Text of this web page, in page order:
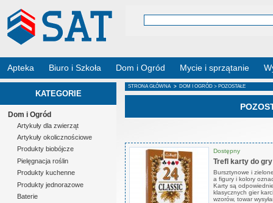
Apteka Biuro i Szkoła Dom i Ogród Mycie i sprzątanie
KATEGORIE
Dom i Ogród
Artykuły dla zwierząt
Artykuły okolicznościowe
Produkty biobójcze
Pielęgnacja roślin
Produkty kuchenne
Produkty jednorazowe
Baterie
STRONA GŁÓWNA > DOM I OGRÓD > POZOSTAŁE
Dostępny
Trefl karty do
Bursztynowe i
a figury i kolory
Karty są
klasycznych gier
wzorów, towar